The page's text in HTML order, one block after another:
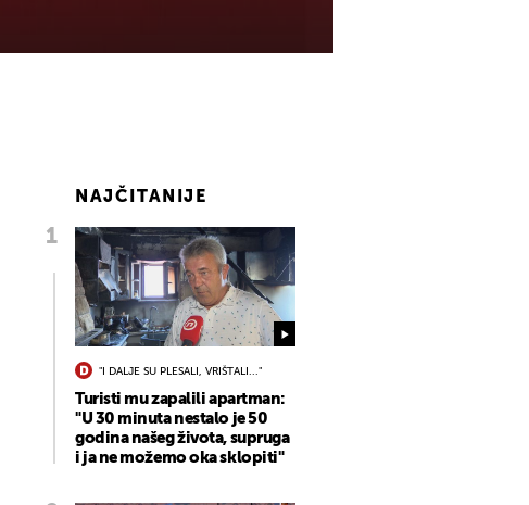
NAJČITANIJE
"I DALJE SU PLESALI, VRIŠTALI..."
Turisti mu zapalili apartman:
"U 30 minuta nestalo je 50
godina našeg života, supruga
i ja ne možemo oka sklopiti"